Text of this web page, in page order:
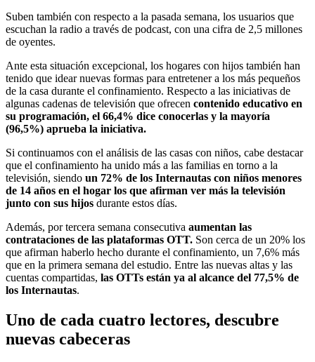
Suben también con respecto a la pasada semana, los usuarios que
escuchan la radio a través de podcast, con una cifra de 2,5 millones
de oyentes.
Ante esta situación excepcional, los hogares con hijos también han
tenido que idear nuevas formas para entretener a los más pequeños
de la casa durante el confinamiento. Respecto a las iniciativas de
algunas cadenas de televisión que ofrecen contenido educativo en
su programación, el 66,4% dice conocerlas y la mayoría
(96,5%) aprueba la iniciativa.
Si continuamos con el análisis de las casas con niños, cabe destacar
que el confinamiento ha unido más a las familias en torno a la
televisión, siendo un 72% de los Internautas con niños menores
de 14 años en el hogar los que afirman ver más la televisión
junto con sus hijos durante estos días.
Además, por tercera semana consecutiva aumentan las
contrataciones de las plataformas OTT. Son cerca de un 20% los
que afirman haberlo hecho durante el confinamiento, un 7,6% más
que en la primera semana del estudio. Entre las nuevas altas y las
cuentas compartidas, las OTTs están ya al alcance del 77,5% de
los Internautas.
Uno de cada cuatro lectores, descubre
nuevas cabeceras